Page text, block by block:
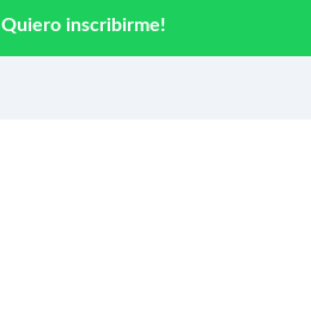
Quiero inscribirme!